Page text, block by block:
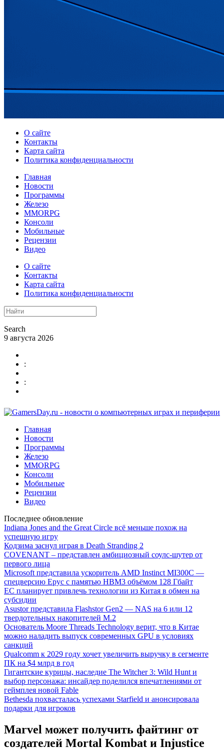
О сайте
Контакты
Карта сайта
Политика конфиденциальности
Главная
Новости
Программы
Железо
MMORPG
Консоли
Мобильные
Рецензии
Видео
О сайте
Контакты
Карта сайта
Политика конфиденциальности
Search
9 августа 2026
:
:
Главная
Новости
Программы
Железо
MMORPG
Консоли
Мобильные
Рецензии
Видео
Последнее обновление
Indiana Jones and the Great Circle всё меньше похож на
успешную игру
Кодзима заснул играя в Death Stranding 2
COVENANT – представлен амбициозный соулс-шутер от
первого лица
Microsoft представила ускоритель AMD Instinct MI300C —
спецверсию Epyc с памятью HBM3 объёмом 128 Гбайт
ЕС планирует привлечь технологии из Китая в обмен на
субсидии
Asustor представила Flashstor Gen2 — NAS на 6 или 12
твердотельных накопителей M.2
Основатель Moore Threads Technology верит, что в Китае
можно наладить выпуск современных GPU в условиях
санкций
Qualcomm к 2029 году хочет увеличить выручку в сегменте
ПК на $4 млрд в год
Гигантские курицы, наследие The Witcher 3: Wild Hunt и
выбор персонажа: инсайдер поделился впечатлениями от
геймплея новой Fable
Bethesda похвасталась успехами Starfield и анонсировала
подарки для игроков
Marvel может получить файтинг от
создателей Mortal Kombat и Injustice